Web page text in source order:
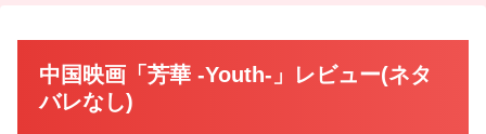
中国映画「芳華 -Youth-」レビュー(ネタ
バレなし)